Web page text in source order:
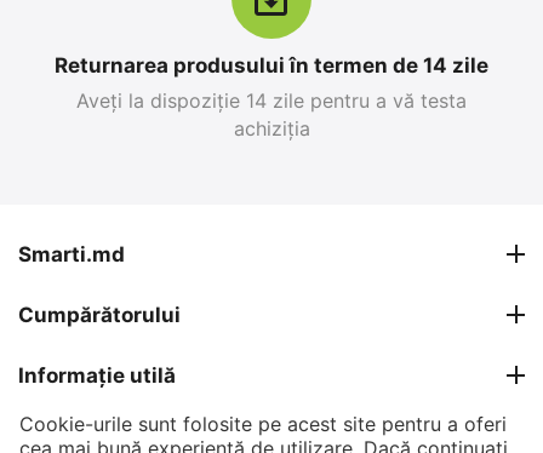
în stoc
26 999MDL
30 799 MDL -12%
Returnarea produsului în termen de 14 zile
Aveți la dispoziție 14 zile pentru a vă testa
achiziția
Smarti.md
Cumpărătorului
Informație utilă
Contul meu
Cookie-urile sunt folosite pe acest site pentru a oferi